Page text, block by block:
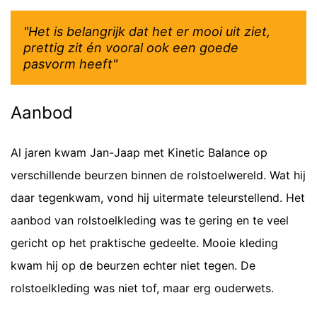
"Het is belangrijk dat het er mooi uit ziet,
prettig zit én vooral ook een goede
pasvorm heeft"
Aanbod
Al jaren kwam Jan-Jaap met Kinetic Balance op
verschillende beurzen binnen de rolstoelwereld. Wat hij
daar tegenkwam, vond hij uitermate teleurstellend. Het
aanbod van rolstoelkleding was te gering en te veel
gericht op het praktische gedeelte. Mooie kleding
kwam hij op de beurzen echter niet tegen. De
rolstoelkleding was niet tof, maar erg ouderwets.